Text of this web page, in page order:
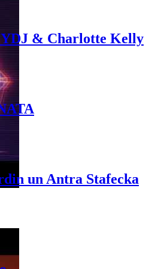
& Charlotte Kelly
un Antra Stafecka